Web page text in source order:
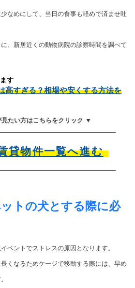
なめにして、当日の食事も軽めで済ませ吐
、新居近くの動物病院の診察時間を調べて
す
高すぎる？相場や安くする方法を
たい方はこちらをクリック ▼
貸物件一覧へ進む
トの犬とする際に必
ベントでストレスの原因となります。
くなるためケージで移動する際には、早め